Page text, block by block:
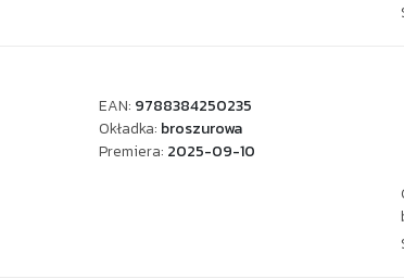
EAN: 9788384250235
Okładka: broszurowa
Premiera: 2025-09-10